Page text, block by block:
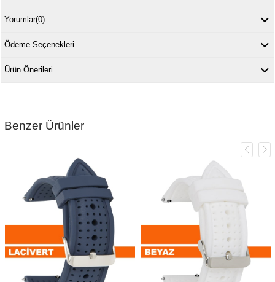
Yorumlar(0)
Ödeme Seçenekleri
Ürün Önerileri
Benzer Ürünler